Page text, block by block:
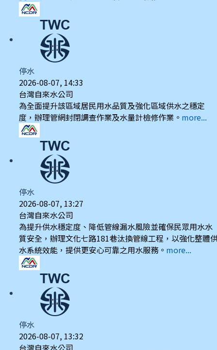
停水
2026-08-07, 14:33
台灣自來水公司
為全面提升該區域居民用水品質及強化區域供水之穩定
度，辦理管網封閉調查作業及水量計檢修作業。 more...
停水
2026-08-07, 13:27
台灣自來水公司
為提升供水穩定度、降低管線漏水風險並確保民眾用水水
質安全，辦理文化七路181巷汰換管線工程，以強化整體
水系統效能，提供更安心可靠之用水服務。 more...
停水
2026-08-07, 13:32
台灣自來水公司